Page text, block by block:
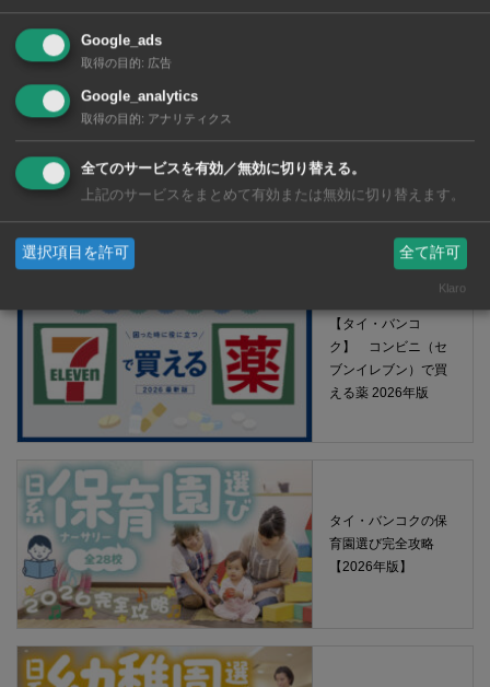
【タイ・バンコク】 マルシェトンロー内の「TOPS」で買える薬
【タイ・バンコ
ク】 コンビニ（セ
ブンイレブン）で買
える薬 2026年版
タイ・バンコクの保
育園選び完全攻略
【2026年版】
Google_ads
取得の目的: 広告
Google_analytics
取得の目的: アナリティクス
全てのサービスを有効／無効に切り替える。
上記のサービスをまとめて有効または無効に切り替えます。
選択項目を許可 全て許可
Klaro